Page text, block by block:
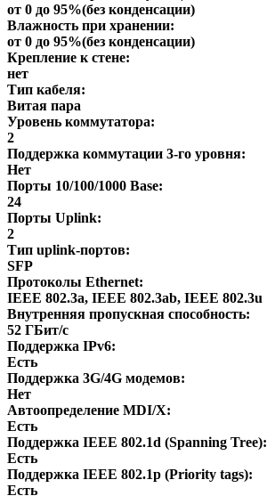
от 0 до 95%(без конденсации)
Влажность при хранении:
от 0 до 95%(без конденсации)
Крепление к стене:
нет
Тип кабеля:
Витая пара
Уровень коммутатора:
2
Поддержка коммутации 3-го уровня:
Нет
Порты 10/100/1000 Base:
24
Порты Uplink:
2
Тип uplink-портов:
SFP
Протоколы Ethernet:
IEEE 802.3a, IEEE 802.3ab, IEEE 802.3u
Внутренняя пропускная способность:
52 ГБит/с
Поддержка IPv6:
Есть
Поддержка 3G/4G модемов:
Нет
Автоопределение MDI/X:
Есть
Поддержка IEEE 802.1d (Spanning Tree):
Есть
Поддержка IEEE 802.1p (Priority tags):
Есть